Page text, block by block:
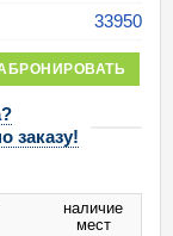
33950
заказу!
наличие
мест